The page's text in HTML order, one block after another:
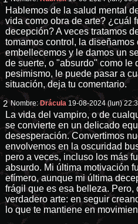
Hablemos de la salud mental
vida como obra de arte? ¿cuál
decepción? A veces tratamos
tomamos control, la diseñamos
embellecemos y le damos un
de suerte, o "absurdo" como le
pesimismo, le puede pasar a
situación, deja tu comentario.
2 Nombre:Drácula 19-08-2024 (lun)
La vida del vampiro, o de
se convierte en un delicado
desesperación. Convertimos
envolvemos en la oscuridad
pero a veces, incluso los más
absurdo. Mi última motivación
efímero, aunque mi última
frágil que es esa belleza. Pero,
verdadero arte: en seguir
lo que te mantiene en